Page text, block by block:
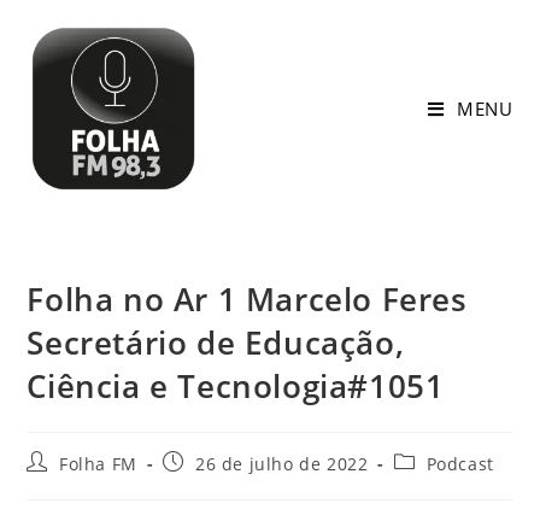
MENU
Folha no Ar 1 Marcelo Feres
Secretário de Educação,
Ciência e Tecnologia#1051
Folha FM 26 de julho de 2022 Podcast